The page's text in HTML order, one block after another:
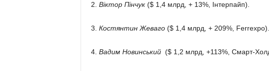
2. Віктор Пінчук($ 1,4 млрд, + 13%, Інтерпайп).
3. Костянтин Жеваго($ 1,4 млрд, + 209%, Ferrexpo).
4. Вадим Новинський ($ 1,2 млрд, +113%, Смарт-